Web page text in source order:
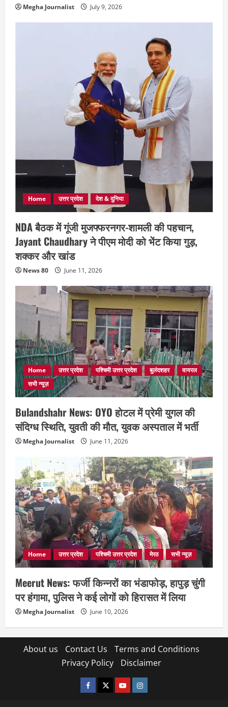
Megha Journalist July 9, 2026
Home उत्तर प्रदेश देश & दुनिया
NDA बैठक में गूंजी मुजफ्फरनगर-शामली की पहचान,
Jayant Chaudhary ने पीएम मोदी को भेंट किया गुड़,
शक्कर और खांड
News 80 June 11, 2026
Home उत्तर प्रदेश पश्चिमी उत्तर प्रदेश बुलंदशहर
वायरल
सभी न्यूज़
Bulandshahr News: OYO होटल में प्रेमी युगल की
संदिग्ध स्थिति, युवती की मौत, युवक अस्पताल में भर्ती
Megha Journalist June 11, 2026
Home उत्तर प्रदेश पश्चिमी उत्तर प्रदेश मेरठ सभी न्यूज़
Meerut News: फर्जी किन्नरों का भंडाफोड़, हापुड़ चुंगी
पर हंगामा, पुलिस ने कई लोगों को हिरासत में लिया
Megha Journalist June 10, 2026
About us Contact Us
Terms and Conditions
Privacy Policy
Disclaimer
facebooktwitterYOUTUBE
instagram